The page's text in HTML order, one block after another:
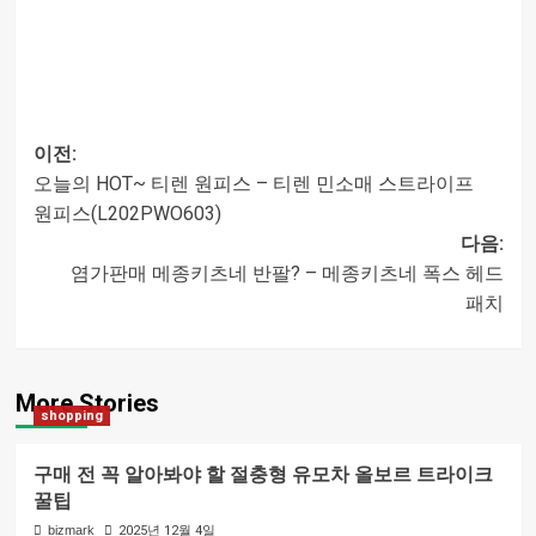
글
내비게이션
이전:
오늘의 HOT~ 티렌 원피스 – 티렌 민소매 스트라이프
원피스(L202PWO603)
다음:
염가판매 메종키츠네 반팔? – 메종키츠네 폭스 헤드
패치
More Stories
shopping
구매 전 꼭 알아봐야 할 절충형 유모차 올보르 트라이크
꿀팁
bizmark 2025년 12월 4일